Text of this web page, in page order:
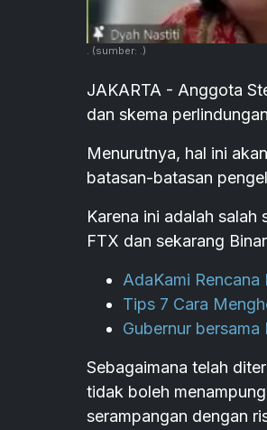
. (sumber: .)
JAKARTA - Anggota
dan skema
Menurutnya, hal ini
batasan-batasan
Karena ini adalah
FTX dan sekarang
AdaKami Rencana
Tips 7 Cara
Gubernur
Sebagaimana telah
tidak boleh
serampangan dengan